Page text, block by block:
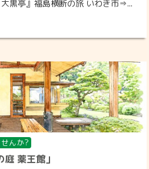
黒亭』福島横断の旅 いわき市⇒...
んか?
庭 薬王館」